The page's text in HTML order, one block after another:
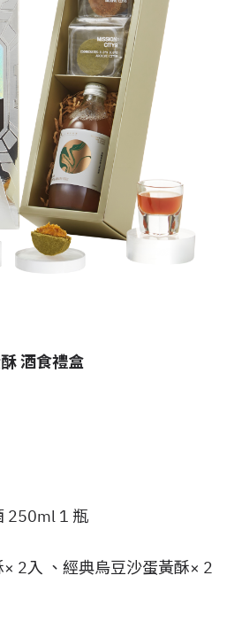
酒食禮盒
250ml 1 瓶
2入 、經典烏豆沙蛋黃酥× 2